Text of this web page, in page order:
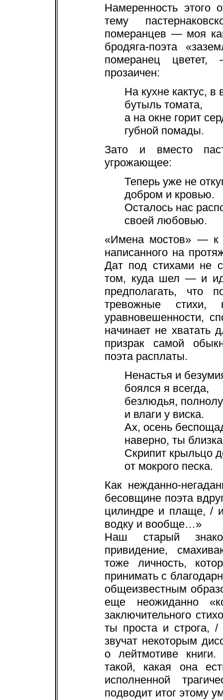
Намеренность этого
тему
померанцев — моя
бродяга-поэта
померанец
прозаичен:
На кухне кактус, в
бутыль томата,
а на окне горит
губной помады.
Зато и вместо
угрожающее:
Теперь уже не
добром и кровью.
Осталось нас
своей любовью.
«Имена мостов» — к
написанного на
Дат под стихами не
том, куда шел — и
предполагать, что
тревожные стихи,
уравновешенности,
начинает не хватать
призрак самой
поэта расплаты.
Ненастья и
боялся я всегда,
безлюдья,
и влаги у виска.
Ах, осень
наверно, ты
Скрипит крыльцо
от мокрого песка.
Как нежданно-
бесовщине поэта
цилиндре и плаще, /
водку и вообще…»
Наш старый
привидение,
тоже личность,
принимать с
общеизвестным
еще неожиданно
заключительного
ты проста и строга, /
звучат некоторым
о лейтмотиве
такой, какая она
исполненной
подводит итог этому